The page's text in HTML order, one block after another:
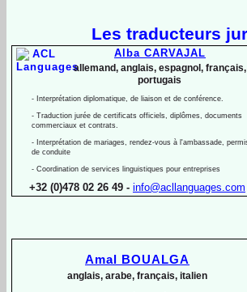
Les traducteurs
Alba CARVAJAL
allemand, anglais, espagnol, français,
portugais
- Interprétation diplomatique, de liaison et de conférence.
- Traduction jurée de certificats officiels, diplômes, documents
commerciaux et contrats.
- Interprétation de mariages, rendez-vous à l'ambassade,
de conduite
- Coordination de services linguistiques pour entreprises
+32 (0)478 02 26 49 - info@acllanguages.com
Amal BOUALGA
anglais, arabe, français, italien